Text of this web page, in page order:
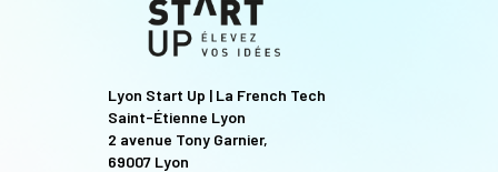
Lyon Start Up | La French Tech
Saint-Étienne Lyon
2 avenue Tony Garnier,
69007 Lyon